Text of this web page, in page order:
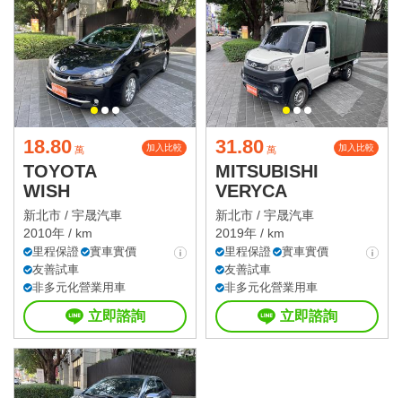
18.80 萬 加入比較
TOYOTA
WISH
新北市 / 宇晟汽車
2010年 / km
里程保證
實車實價
友善試車
非多元化營業用車
立即諮詢
31.80 萬 加入比較
MITSUBISHI
VERYCA
新北市 / 宇晟汽車
2019年 / km
里程保證
實車實價
友善試車
非多元化營業用車
立即諮詢